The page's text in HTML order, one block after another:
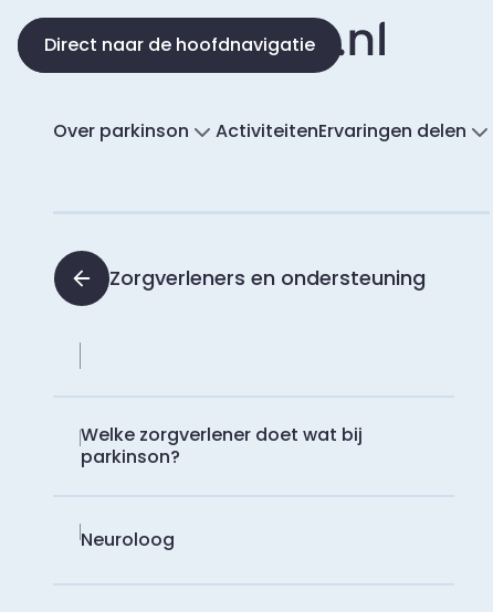
Direct naar de inhoud
Direct naar de hoofdnavigatie
Over parkinson ActiviteitenErvaringen delen
Zorgverleners en ondersteuning
Welke zorgverlener doet wat bij
parkinson?
Neuroloog